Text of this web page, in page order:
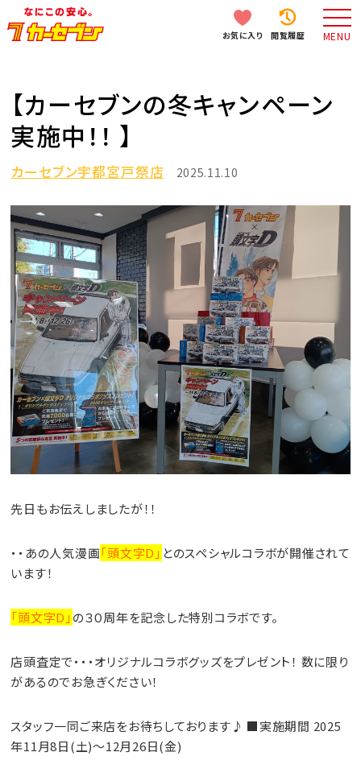
お気に入り 閲覧履歴 MENU
【カーセブンの冬キャンペーン
実施中！！ 】
カーセブン宇都宮戸祭店 2025.11.10
先日もお伝えしましたが！！
・・あの人気漫画「頭文字D」 とのスペシャルコラボが開催されて
います！
「頭文字D」 の３０周年を記念した特別コラボです。
店頭査定で・・・オリジナルコラボグッズをプレゼント！ 数に限り
があるのでお急ぎください！
スタッフ一同ご来店をお待ちしております♪ ■実施期間 2025
年11月8日(土)～12月26日(金)